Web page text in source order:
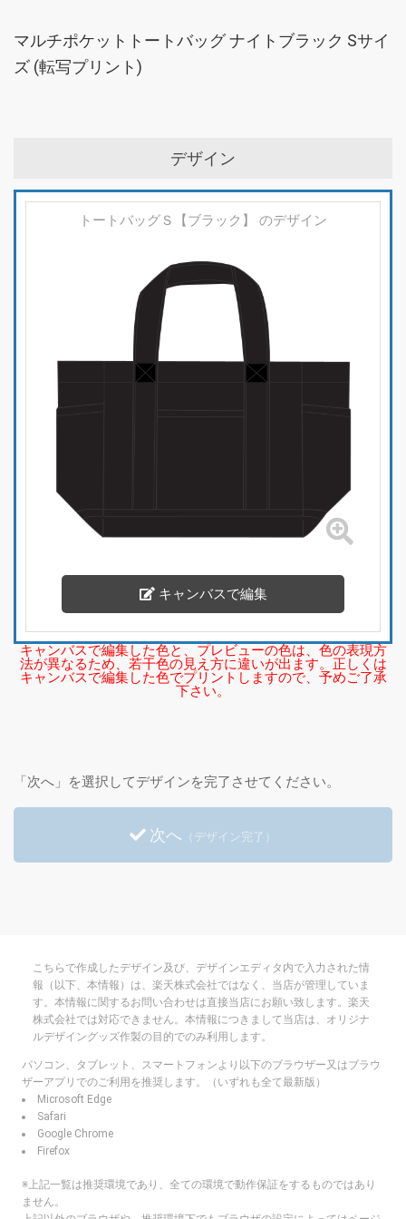
マルチポケットトートバッグ ナイトブラック Sサイ
ズ (転写プリント)
デザイン
トートバッグＳ【ブラック】 のデザイン
キャンバスで編集
「次へ」を選択してデザインを完了させてください。
次へ （デザイン完了）
パソコン、タブレット、スマートフォンより以下のブラウザー又はブラウ
ザーアプリでのご利用を推奨します。（いずれも全て最新版）
Microsoft Edge
Safari
Google Chrome
Firefox
※上記一覧は推奨環境であり、全ての環境で動作保証をするものではあり
ません。